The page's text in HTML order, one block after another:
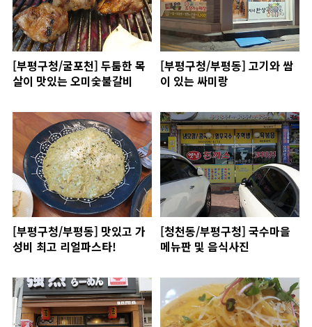
[부평구청/굴포천] 두툼한 목
살이 맛있는 오미숯불갈비
[부평구청/부평동] 고기와 쌈
이 있는 싸미랑
[부평구청/부평동] 맛있고 가
성비 최고 리얼파스타!
[청천동/부평구청] 국수마을
메뉴판 및 음식사진